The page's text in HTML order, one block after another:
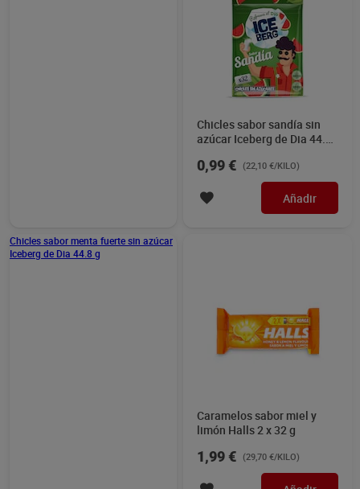
Chicles sabor sandí­a sin
azúcar Iceberg de Dia 44.8
0,99 € (22,10 €/KILO)
Añadir
Chicles sabor menta fuerte sin azúcar
Iceberg de Dia 44.8 g
Caramelos sabor miel y
limón Halls 2 x 32 g
1,99 € (29,70 €/KILO)